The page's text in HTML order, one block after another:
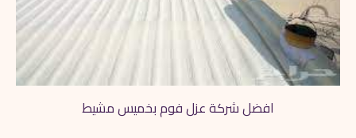
افضل شركة عزل فوم بخميس مشيط